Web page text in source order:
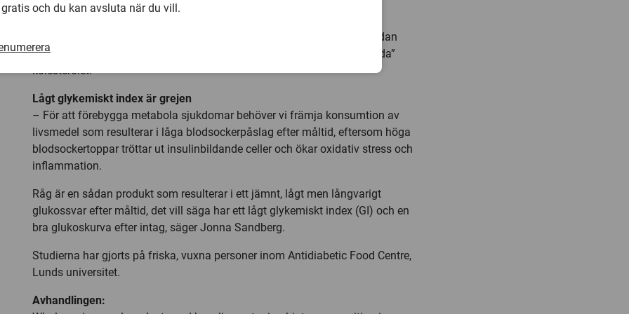
hälsofördelar, tipsar Jonna Sandberg.
Ett annat budskap är att variera typer av fullkorn. Det är exempelvis sedan
tidigare känt att havrefiber innehåller betaglukaner som sänker det ”onda”
kolesterolet.
Lågt glykemiskt index är grejen
– För att förebygga metabola sjukdomar behöver vi främja konsumtion av
livsmedel som resulterar i låga blodsockerpåslag efter måltid, eftersom höga
blodsockertoppar tröttar ut insulinbildande celler och ökar oxidativ stress och
inflammation.
Råg är en sådan produkt som resulterar i ett jämnt, lågt men långvarigt
glukossvar efter måltid, det vill säga har ett lågt glykemiskt index (GI) och en
bra glukoskurva efter intag, säger Jonna Sandberg.
Studierna har gjorts på friska, vuxna personer inom Antidiabetic Food Centre,
Lunds universitet.
Avhandlingen:
gratis och du kan avsluta när du vill.